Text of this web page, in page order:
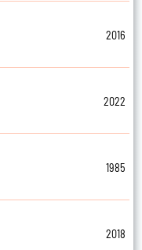
2016
2022
1985
2018